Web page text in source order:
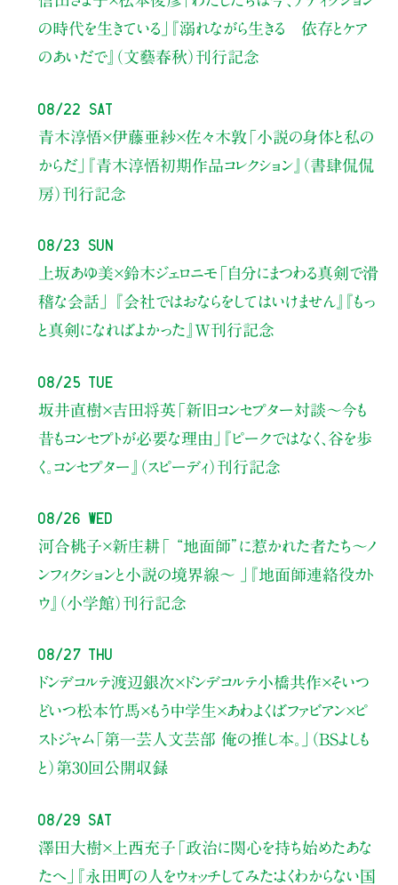
の時代を生きている」
『溺れながら生きる 依存とケア
のあいだで』（文藝春秋）刊行記念
08/22 Sat
青木淳悟×伊藤亜紗×佐々木敦 「小説の身体と私の
からだ」
『青木淳悟初期作品コレクション』（書肆侃侃
房）刊行記念
08/23 Sun
上坂あゆ美×鈴木ジェロニモ 「自分にまつわる真剣で滑
稽な会話」
『会社ではおならをしてはいけません』『もっ
と真剣になればよかった』W刊行記念
08/25 Tue
坂井直樹×吉田将英「新旧コンセプター対談～今も
昔もコンセプトが必要な理由」
『ピークではなく、谷を歩
く。コンセプター』（スピーディ）刊行記念
08/26 Wed
河合桃子×新庄耕「 “地面師”に惹かれた者たち〜ノ
ンフィクションと小説の境界線〜 」
『地面師連絡役カト
ウ』（小学館）刊行記念
08/27 Thu
ドンデコルテ渡辺銀次×ドンデコルテ小橋共作×そいつ
どいつ松本竹馬×もう中学生×あわよくばファビアン×ピ
ストジャム「第一芸人文芸部 俺の推し本。」（BSよしも
と） 第30回公開収録
08/29 Sat
澤田大樹×上西充子 「政治に関心を持ち始めたあな
たへ」
『永田町の人をウォッチしてみた：よくわからない国